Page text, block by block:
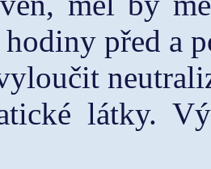
před a
látky.